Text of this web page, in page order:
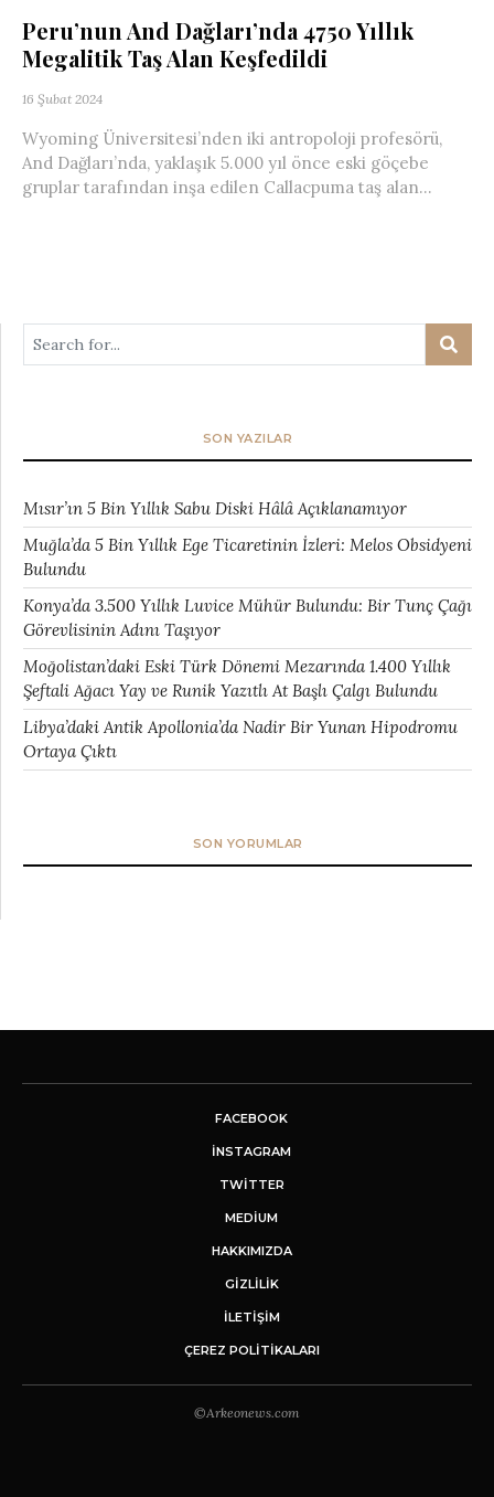
Peru’nun And Dağları’nda 4750 Yıllık
Megalitik Taş Alan Keşfedildi
16 Şubat 2024
Wyoming Üniversitesi’nden iki antropoloji profesörü,
And Dağları’nda, yaklaşık 5.000 yıl önce eski göçebe
gruplar tarafından inşa edilen Callacpuma taş alan...
SON YAZILAR
Mısır’ın 5 Bin Yıllık Sabu Diski Hâlâ Açıklanamıyor
Muğla’da 5 Bin Yıllık Ege Ticaretinin İzleri: Melos Obsidyeni
Bulundu
Konya’da 3.500 Yıllık Luvice Mühür Bulundu: Bir Tunç Çağı
Görevlisinin Adını Taşıyor
Moğolistan’daki Eski Türk Dönemi Mezarında 1.400 Yıllık
Şeftali Ağacı Yay ve Runik Yazıtlı At Başlı Çalgı Bulundu
Libya’daki Antik Apollonia’da Nadir Bir Yunan Hipodromu
Ortaya Çıktı
SON YORUMLAR
FACEBOOK
INSTAGRAM
TWITTER
MEDIUM
HAKKIMIZDA
GİZLİLİK
İLETIŞIM
ÇEREZ POLITIKALARI
©Arkeonews.com